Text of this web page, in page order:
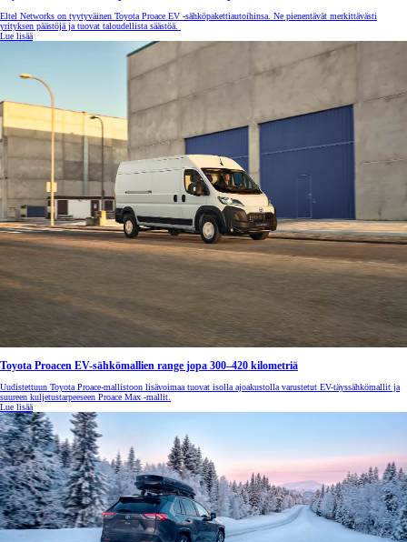
Eltel Networks on tyytyväinen Toyota Proace EV -sähköpakettiautoihinsa. Ne pienentävät merkittävästi
yrityksen päästöjä ja tuovat taloudellista säästöä.
Lue lisää
Toyota Proacen EV-sähkömallien range jopa 300–420 kilometriä
Uudistettuun Toyota Proace-mallistoon lisävoimaa tuovat isolla ajoakustolla varustetut EV-täyssähkömallit ja
suureen kuljetustarpeeseen Proace Max -mallit.
Lue lisää